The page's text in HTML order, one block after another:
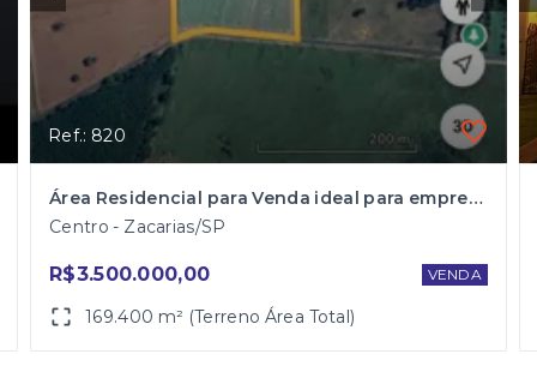
Ref.: 820
Área Residencial para Venda ideal para empreendimento imobiliário às margens do rio
Centro - Zacarias/SP
R$3.500.000,00 VENDA
169.400 m² (Terreno Área Total)